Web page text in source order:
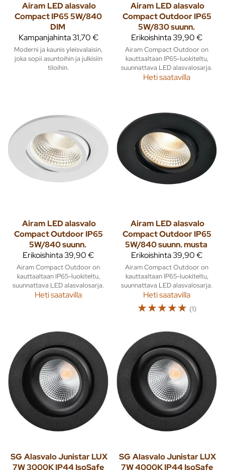
Airam LED alasvalo
Compact IP65 5W/840
DIM
Kampanjahinta31,70 €
Moderni ja kaunis yleisvalaisin,
joka sopii asuntoihin ja julkisiin
tiloihin.
Airam LED alasvalo
Compact Outdoor IP65
5W/830 suunn.
Erikoishinta39,90 €
Airam Compact Outdoor on
kauttaaltaan IP65-luokiteltu,
suunnattava LED alasvalosarja.
Heti saatavilla
Airam LED alasvalo
Compact Outdoor IP65
5W/840 suunn.
Erikoishinta39,90 €
Airam Compact Outdoor on
kauttaaltaan IP65-luokiteltu,
suunnattava LED alasvalosarja.
Heti saatavilla
Airam LED alasvalo
Compact Outdoor IP65
5W/840 suunn. musta
Erikoishinta39,90 €
Airam Compact Outdoor on
kauttaaltaan IP65-luokiteltu,
suunnattava LED alasvalosarja.
Heti saatavilla
☆☆☆☆☆ (1)
SG Alasvalo Junistar LUX
7W 3000K IP44 IsoSafe
SG Alasvalo Junistar LUX
7W 4000K IP44 IsoSafe